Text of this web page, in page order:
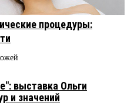
процедуры:
выставка Ольги
и значений